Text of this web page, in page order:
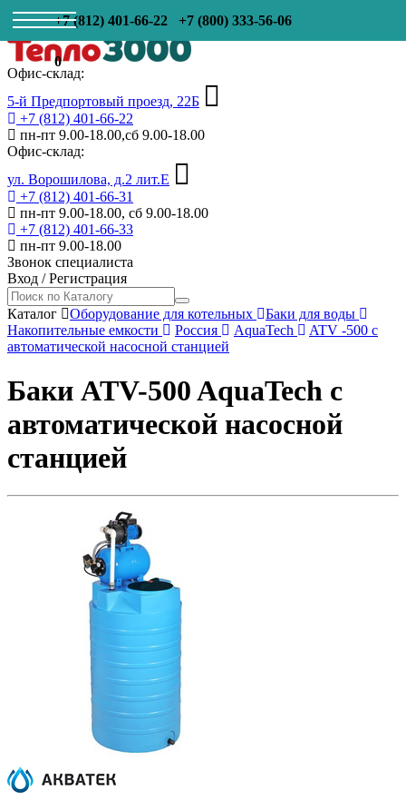
+7 (812) 401-66-22 +7 (800) 333-56-06
0
Офис-склад:
5-й Предпортовый проезд, 22Б
+7 (812) 401-66-22
пн-пт 9.00-18.00,сб 9.00-18.00
Офис-склад:
ул. Ворошилова, д.2 лит.Е
+7 (812) 401-66-31
пн-пт 9.00-18.00, сб 9.00-18.00
+7 (812) 401-66-33
пн-пт 9.00-18.00
Звонок специалиста
Вход /Регистрация
Каталог Оборудование для котельных
Баки для воды
Накопительные емкости
Россия AquaTech
ATV -500 с
автоматической насосной станцией
Баки ATV-500 AquaTech с
автоматической насосной
станцией